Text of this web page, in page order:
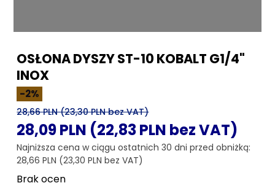
OSŁONA DYSZY ST-10 KOBALT G1/4"
INOX
-2%
28,66 PLN (23,30 PLN bez VAT)
28,09 PLN (22,83 PLN bez VAT)
Najniższa cena w ciągu ostatnich 30 dni przed obniżką:
28,66 PLN (23,30 PLN bez VAT)
Brak ocen